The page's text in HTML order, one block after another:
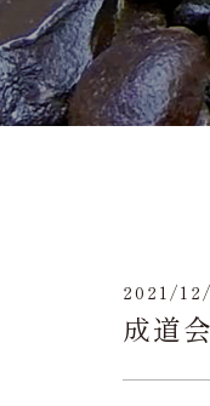
2021/
成道